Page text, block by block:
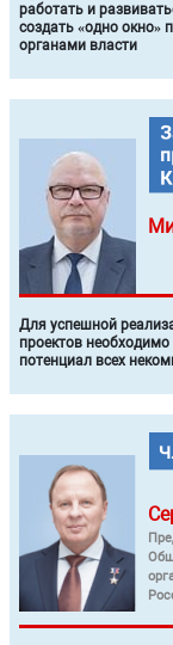
работать и
создать «одно окно»
органами власти
Для успешной
проектов
потенциал всех